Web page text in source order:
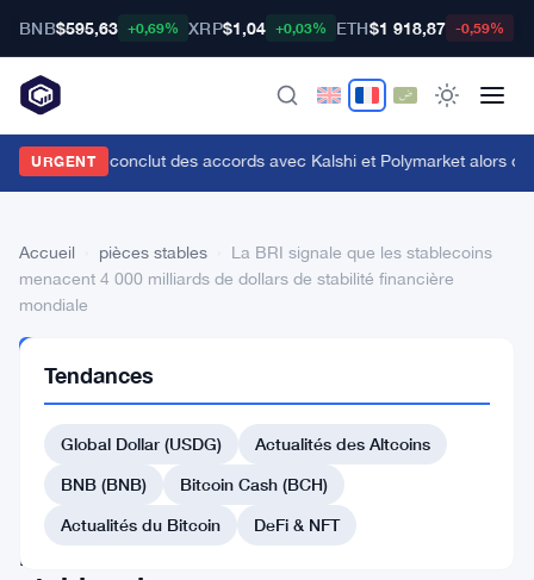
BNB$595,63 +0,69% XRP$1,04 +0,03% ETH$1 918,87 -0,59%
URGENT
Sports conclut des accords avec Kalshi et Polymarket alors
Accueil pièces stables
La BRI signale que les stablecoins
menacent 4 000 milliards de dollars de stabilité financière
mondiale
STABLES
BRI
signale
que
les
Tendances
Global Dollar (USDG)
Actualités des Altcoins
BNB (BNB)
Bitcoin Cash (BCH)
Actualités du Bitcoin
DeFi & NFT